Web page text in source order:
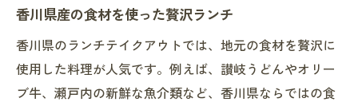
香川県産の食材を使った贅沢ランチ
香川県のランチテイクアウトでは、地元の食材を贅沢に
使用した料理が人気です。例えば、讃岐うどんやオリー
ブ牛、瀬戸内の新鮮な魚介類など、香川県ならではの食